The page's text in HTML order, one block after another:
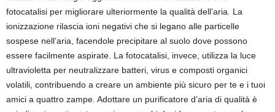
fotocatalisi per migliorare ulteriormente la qualità dell’aria. La
ionizzazione rilascia ioni negativi che si legano alle particelle
sospese nell’aria, facendole precipitare al suolo dove possono
essere facilmente aspirate. La fotocatalisi, invece, utilizza la luce
ultravioletta per neutralizzare batteri, virus e composti organici
volatili, contribuendo a creare un ambiente più sicuro per te e i tuoi
amici a quattro zampe. Adottare un purificatore d’aria di qualità è